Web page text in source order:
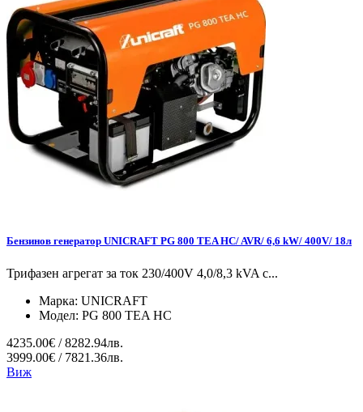
Бензинов генератор UNICRAFT PG 800 TEA HC/ AVR/ 6,6 kW/ 400V/ 18л
Трифазен агрегат за ток 230/400V 4,0/8,3 kVA с...
Марка: UNICRAFT
Модел: PG 800 TEA HC
4235.00€ / 8282.94лв.
3999.00€ / 7821.36лв.
Виж